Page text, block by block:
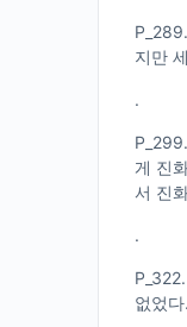
지만
.
게 진
서 진
.
없었다.